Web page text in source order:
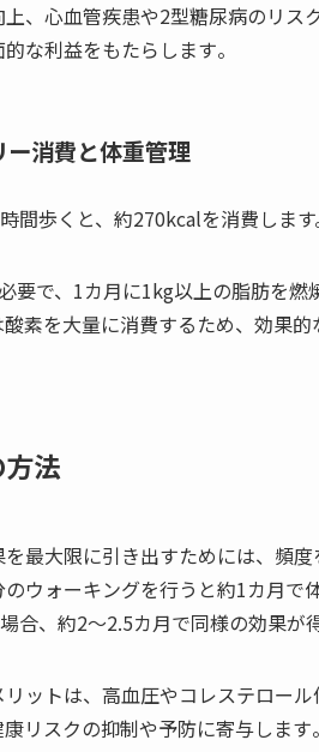
、心血管疾患や2型糖尿病のリス
な利益をもたらします​​。
ー消費と体重管理
歩くと、約270kcalを消費します
要で、1カ月に1kg以上の脂肪を
素を大量に消費するため、効果
法
最大限に引き出すためには、頻
ウォーキングを行うと約1カ月で
合、約2～2.5カ月で同様の効果が
ットは、高血圧やコレステロー
リスクの抑制や予防に寄与します​​。